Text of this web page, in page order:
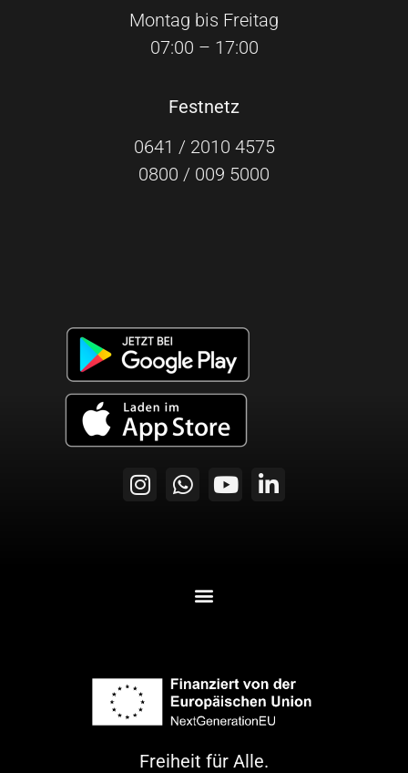
Montag bis Freitag
07:00 – 17:00
Festnetz
0641 / 2010 4575
0800 / 009 5000
Freiheit für Alle.